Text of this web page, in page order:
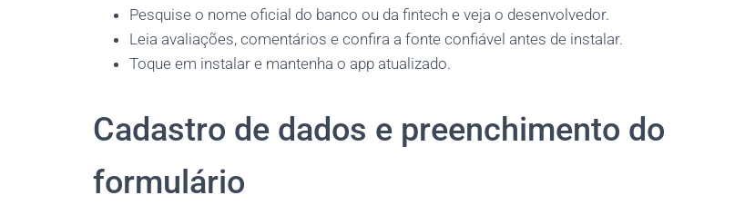
Pesquise o nome oficial do banco ou da fintech e veja o desenvolvedor.
Leia avaliações, comentários e confira a fonte confiável antes de instalar.
Toque em instalar e mantenha o app atualizado.
Cadastro de dados e preenchimento do
formulário